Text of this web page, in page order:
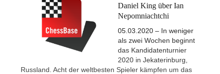
Daniel King über Ian
Nepomniachtchi
05.03.2020 – In weniger
als zwei Wochen beginnt
das Kandidatenturnier
2020 in Jekaterinburg,
Russland. Acht der weltbesten Spieler kämpfen um das